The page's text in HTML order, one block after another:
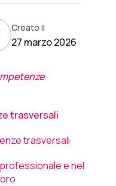
Creato il
27 marzo 2026
trasversali
trasversali
e nel